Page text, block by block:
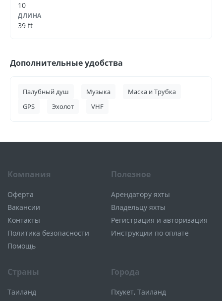
10
ДЛИНА
39 ft
Дополнительные удобства
Палубный душ Музыка
Маска и Трубка
GPS
Эхолот VHF
Компания
Оферта
Вакансии
Контакты
Политика безопасности
Помощь
Полезное
Арендатору яхты
Владельцу яхты
Регистрация и авторизация
Инструкции по оплате
Страны
Таиланд
Города
Пхукет, Таиланд